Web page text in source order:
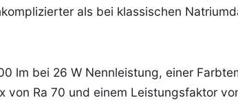
als bei klassischen
lm bei 26 W Nennleistung, einer
von Ra 70 und einem Leistungsfaktor